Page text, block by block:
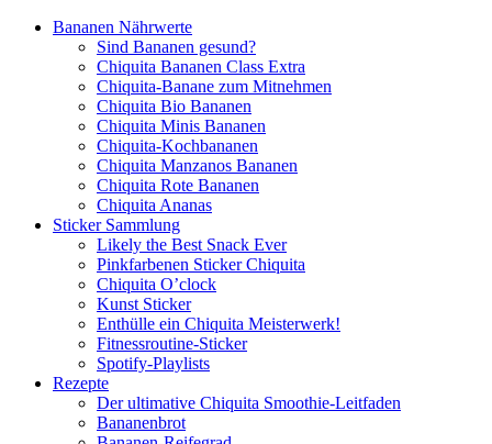
Bananen Nährwerte
Sind Bananen gesund?
Chiquita Bananen Class Extra
Chiquita-Banane zum Mitnehmen
Chiquita Bio Bananen
Chiquita Minis Bananen
Chiquita-Kochbananen
Chiquita Manzanos Bananen
Chiquita Rote Bananen
Chiquita Ananas
Sticker Sammlung
Likely the Best Snack Ever
Pinkfarbenen Sticker Chiquita
Chiquita O’clock
Kunst Sticker
Enthülle ein Chiquita Meisterwerk!
Fitnessroutine-Sticker
Spotify-Playlists
Rezepte
Der ultimative Chiquita Smoothie-Leitfaden
Bananenbrot